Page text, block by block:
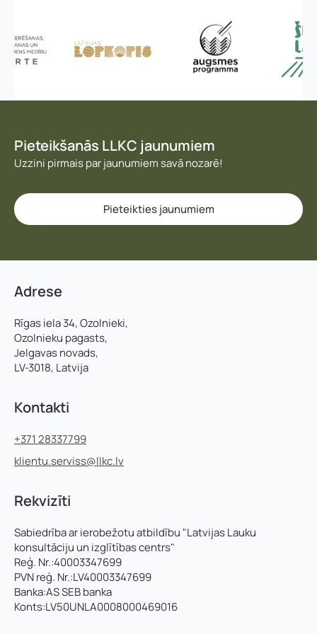
Pieteikšanās LLKC jaunumiem
Uzzini pirmais par jaunumiem savā nozarē!
Pieteikties jaunumiem
Adrese
Rīgas iela 34, Ozolnieki,
Ozolnieku pagasts,
Jelgavas novads,
LV-3018, Latvija
Kontakti
+371 28337799
klientu.serviss@llkc.lv
Rekvizīti
Sabiedrība ar ierobežotu atbildību "Latvijas Lauku
konsultāciju un izglītības centrs"
Reģ. Nr.:40003347699
PVN reģ. Nr.:LV40003347699
Banka:AS SEB banka
Konts:LV50UNLA0008000469016
a
s
K
t
a
k
ā
l
n
s